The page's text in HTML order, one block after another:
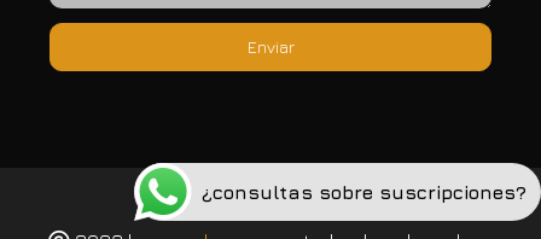
Política de privacidad
¿consultas sobre suscripciones?